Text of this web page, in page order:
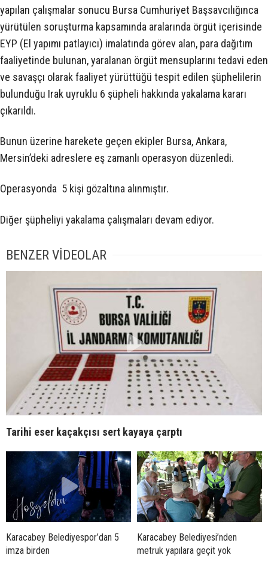
yapılan çalışmalar sonucu Bursa Cumhuriyet Başsavcılığınca
yürütülen soruşturma kapsamında aralarında örgüt içerisinde
EYP (El yapımı patlayıcı) imalatında görev alan, para dağıtım
faaliyetinde bulunan, yaralanan örgüt mensuplarını tedavi eden
ve savaşçı olarak faaliyet yürüttüğü tespit edilen şüphelilerin
bulunduğu Irak uyruklu 6 şüpheli hakkında yakalama kararı
çıkarıldı.
Bunun üzerine harekete geçen ekipler Bursa, Ankara,
Mersin’deki adreslere eş zamanlı operasyon düzenledi.
Operasyonda 5 kişi gözaltına alınmıştır.
Diğer şüpheliyi yakalama çalışmaları devam ediyor.
BENZER VİDEOLAR
Tarihi eser kaçakçısı sert kayaya çarptı
Karacabey Belediyespor’dan 5
imza birden
Karacabey Belediyesi’nden
metruk yapılara geçit yok